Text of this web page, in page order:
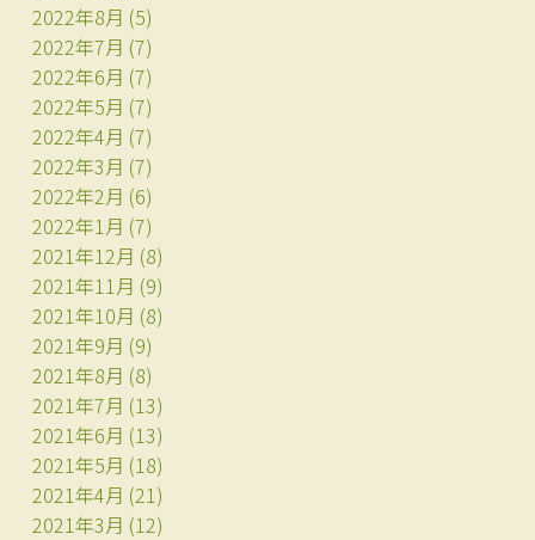
2022年8月 (5)
2022年7月 (7)
2022年6月 (7)
2022年5月 (7)
2022年4月 (7)
2022年3月 (7)
2022年2月 (6)
2022年1月 (7)
2021年12月 (8)
2021年11月 (9)
2021年10月 (8)
2021年9月 (9)
2021年8月 (8)
2021年7月 (13)
2021年6月 (13)
2021年5月 (18)
2021年4月 (21)
2021年3月 (12)